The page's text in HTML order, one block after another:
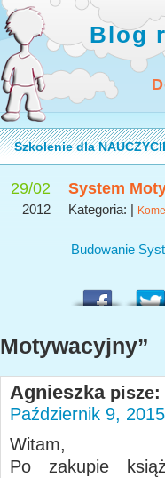
Blog
Szkolenie dla
29/02
2012
System
Kategoria: |
Budowanie
Motywacyjny”
Agnieszka pisze:
Październik 9,
Witam,
Po zakupie